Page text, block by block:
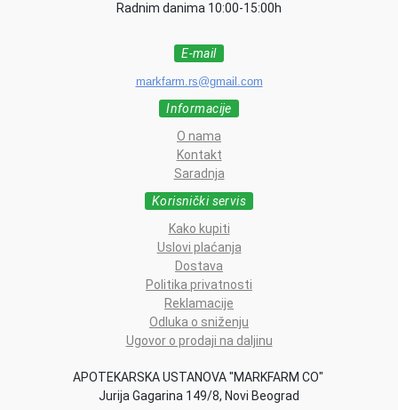
Radnim danima 10:00-15:00h
E-mail
markfarm.rs@gmail.com
Informacije
O nama
Kontakt
Saradnja
Korisnički servis
Kako kupiti
Uslovi plaćanja
Dostava
Politika privatnosti
Reklamacije
Odluka o sniženju
Ugovor o prodaji na daljinu
APOTEKARSKA USTANOVA "MARKFARM CO"
Jurija Gagarina 149/8, Novi Beograd